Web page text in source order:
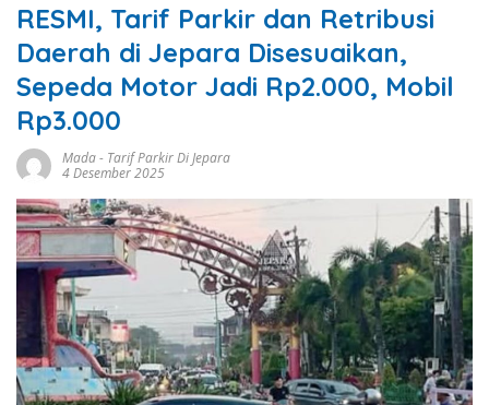
RESMI, Tarif Parkir dan Retribusi
Daerah di Jepara Disesuaikan,
Sepeda Motor Jadi Rp2.000, Mobil
Rp3.000
Mada- Tarif Parkir Di Jepara
4 Desember 2025